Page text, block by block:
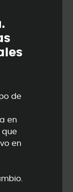
.
s
les
de
en
que
en